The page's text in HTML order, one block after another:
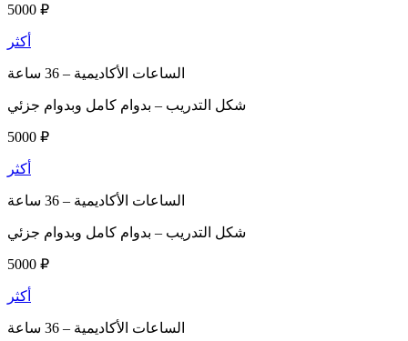
5000 ₽
أكثر
الساعات الأكاديمية –
شكل التدريب – بدوام كامل وبدوام جزئي
5000 ₽
أكثر
الساعات الأكاديمية –
شكل التدريب – بدوام كامل وبدوام جزئي
5000 ₽
أكثر
الساعات الأكاديمية –